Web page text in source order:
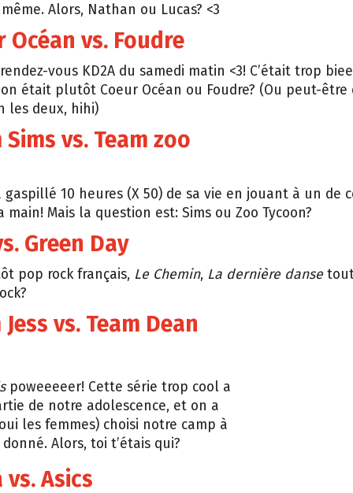
Alors, Nathan ou Lucas? <3
Océan vs. Foudre
vous KD2A du samedi matin <3! C’était trop
était plutôt Coeur Océan ou Foudre? (Ou peut-être
les deux, hihi)
Sims vs. Team zoo
gaspillé 10 heures (X 50) de sa vie en jouant à un de
Mais la question est: Sims ou Zoo Tycoon?
Green Day
pop rock français, Le Chemin, La dernière dansetout
Jess vs. Team Dean
poweeeeer! Cette série trop cool a
de notre adolescence, et on a
les femmes) choisi notre camp à
Alors, toi t’étais qui?
vs. Asics